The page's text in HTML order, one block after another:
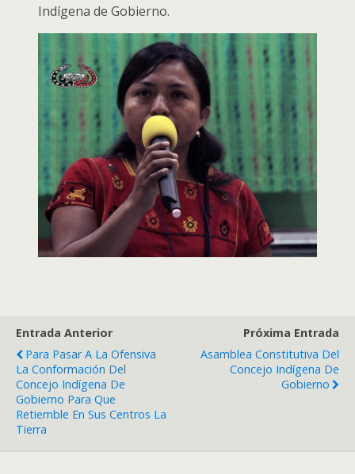
Indígena de Gobierno.
Entrada Anterior
Para Pasar A La Ofensiva
La Conformación Del
Concejo Indígena De
Gobierno Para Que
Retiemble En Sus Centros La
Tierra
Próxima Entrada
Asamblea Constitutiva Del
Concejo Indígena De
Gobierno